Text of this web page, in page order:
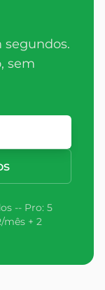
sem
-- Pro: 5
mês + 2